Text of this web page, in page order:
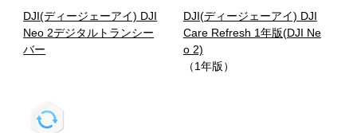
DJI(ディージェーアイ) DJI
Neo 2デジタルトランシー
バー
DJI(ディージェーアイ) DJI
Care Refresh 1年版(DJI Ne
o 2)
（1年版）